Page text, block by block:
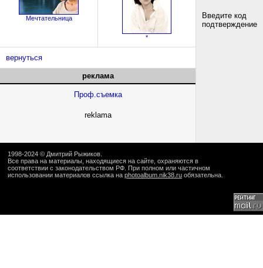
Мечтательница
*
вернуться
реклама
Проф.съемка
reklama
Введите код
подтверждение
1998-2024 © Дмитрий Рыжиков
Все права на материалы, находящиеся на сайте, охраняются в
соответствии с законодательством РФ. При полном или частичном
использовании материалов ссылка на photoalbum.nik38.ru обязательна.